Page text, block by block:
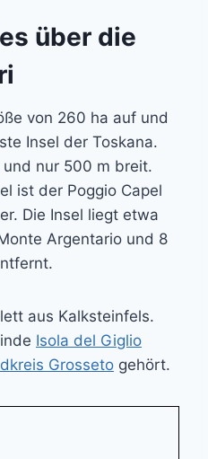
über die
von 260 ha auf und
Insel der Toskana.
nur 500 m breit.
ist der Poggio Capel
Die Insel liegt etwa
Argentario und 8
aus Kalksteinfels.
Isola del Giglio
Grosseto gehört.